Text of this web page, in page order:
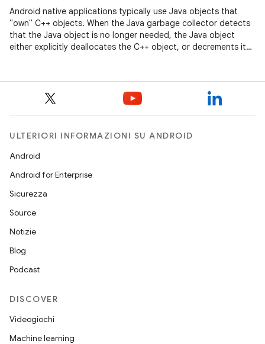
Android native applications typically use Java objects that
"own" C++ objects. When the Java garbage collector detects
that the Java object is no longer needed, the Java object
either explicitly deallocates the C++ object, or decrements its
ULTERIORI INFORMAZIONI SU ANDROID
Android
Android for Enterprise
Sicurezza
Source
Notizie
Blog
Podcast
DISCOVER
Videogiochi
Machine learning